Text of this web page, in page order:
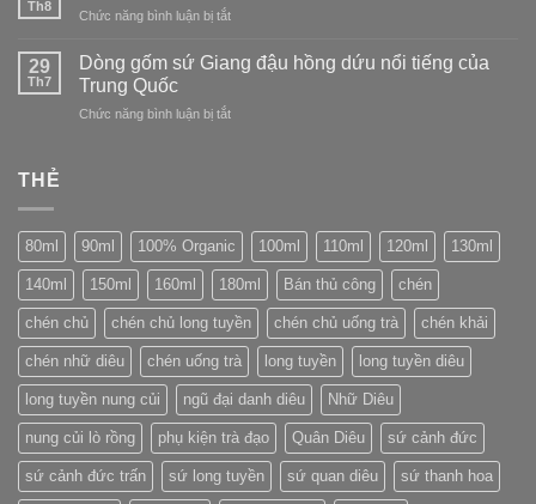
con
trên
bánh
Th8
Chức năng bình luận bị tắtở
Yunomi:
hồn
29
Th7
Dòng gốm sứ Giang đậu hồng dứu nổi tiếng của
Trung Quốc
Chức năng bình luận bị tắtở
hồng
dứu
nổi
của
Trung
Quốc
THẺ
80ml 90ml 100% Organic 100ml 110ml 120ml 130ml
140ml 150ml 160ml 180ml Bán thủ công chén
chén chủ chén chủ long tuyền chén chủ uống trà chén khải
chén nhữ diêu chén uống trà long tuyền long tuyền diêu
long tuyền nung củi ngũ đại danh diêu Nhữ Diêu
nung củi lò rồng phụ kiện trà đạo Quân Diêu sứ cảnh đức
sứ cảnh đức trấn sứ long tuyền sứ quan diêu sứ thanh hoa